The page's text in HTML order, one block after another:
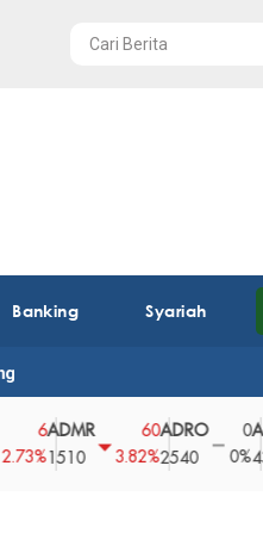
Banking Syariah
ADMR
1510
60
3.82%
ADRO
2540
0
0%
AEGS